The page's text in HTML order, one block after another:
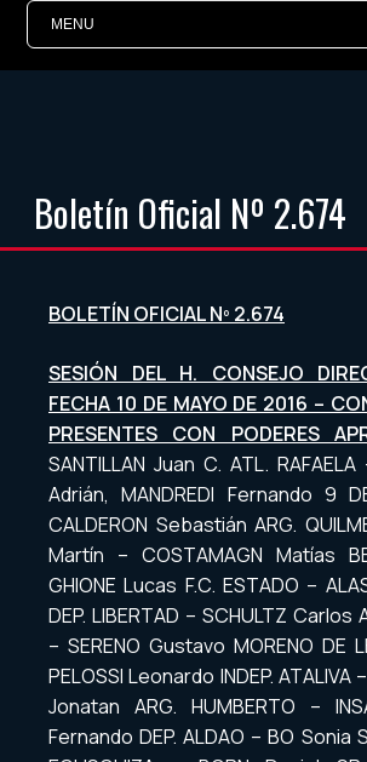
Boletín Oficial Nº 2.674
BOLETÍN OFICIAL Nº 2.674
SESIÓN DEL H. CONSEJO
FECHA 10 DE MAYO DE 2016 –
PRESENTES CON PODERES
SANTILLAN Juan C. ATL. RAFAELA
Adrián, MANDREDI Fernando 9
CALDERON Sebastián ARG.
Martín – COSTAMAGN Matías
GHIONE Lucas F.C. ESTADO –
DEP. LIBERTAD – SCHULTZ Carlos
– SERENO Gustavo MORENO DE
PELOSSI Leonardo INDEP. ATALIVA
Jonatan ARG. HUMBERTO –
Fernando DEP. ALDAO – BO Sonia